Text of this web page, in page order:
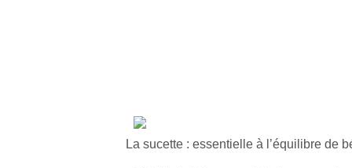
La sucette : essentielle à l’équilibre de